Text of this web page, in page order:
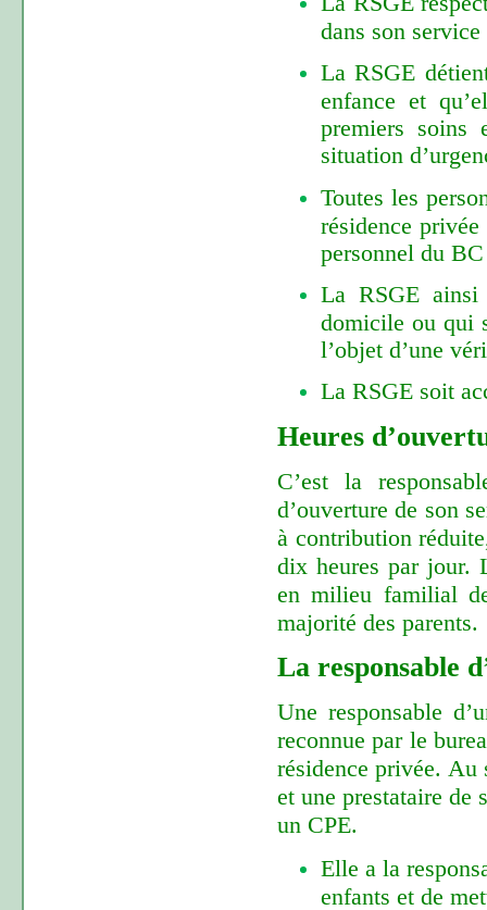
dans son service
La RSGE
enfance et
premiers soins
situation
Toutes les
résidence
personnel du
La RSGE ainsi
domicile ou qui
l’objet d’une
La RSGE soit
Heures
C’est la
d’ouverture de son
à contribution
dix heures par jour.
en milieu familial
majorité des parents.
La responsable
Une responsable
reconnue par le
résidence privée. Au
et une prestataire de
un CPE.
Elle a la
enfants et de